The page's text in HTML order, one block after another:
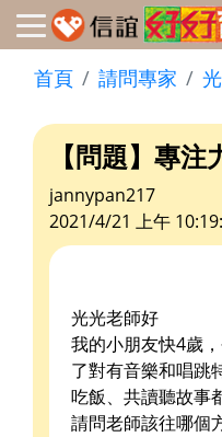
首頁 請問專家
【問題】專注
jannypan217
2021/4/21 上午
光光老師好
我的小朋友快4歲
了對有音樂和唱跳
吃飯、共讀聽故事
請問老師該往哪個